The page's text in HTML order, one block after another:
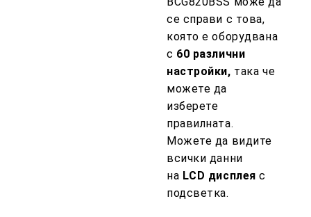
се справи с това,
която е оборудвана
с 60 различни
настройки, така че
можете да
изберете
правилната.
Можете да видите
всички данни
на LCD дисплея с
подсветка.